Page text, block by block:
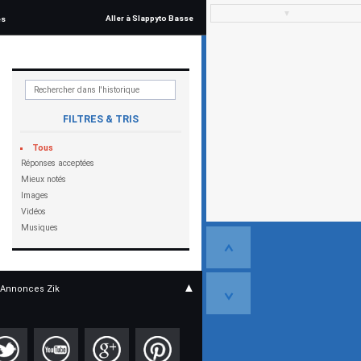
Aller à Slappyto Basse
FILTRES & TRIS
Tous
Réponses acceptées
Mieux notés
Images
Vidéos
Musiques
▼
Annonces Zik ▲